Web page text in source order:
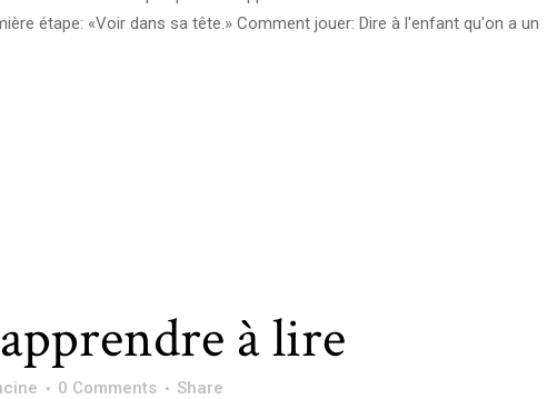
étape: «Voir dans sa tête.» Comment jouer: Dire à l'enfant qu'on a un
à lire
0 Comments
Share